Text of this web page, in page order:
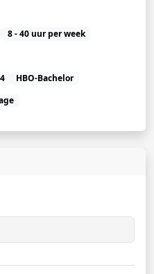
8 - 40 uur per week
HBO-Bachelor